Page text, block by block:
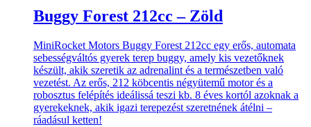
Buggy Forest 212cc – Zöld
MiniRocket Motors Buggy Forest 212cc egy erős, automata
sebességváltós gyerek terep buggy, amely kis vezetőknek
készült, akik szeretik az adrenalint és a természetben való
vezetést. Az erős, 212 köbcentis négyütemű motor és a
robosztus felépítés ideálissá teszi kb. 8 éves kortól azoknak a
gyerekeknek, akik igazi terepezést szeretnének átélni –
ráadásul ketten!